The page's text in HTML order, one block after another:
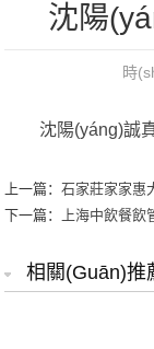
沈陽
時
沈陽(yáng)誠
上一篇：石家莊家家惠
下一篇：
上海中飲餐飲
相關(guān)推